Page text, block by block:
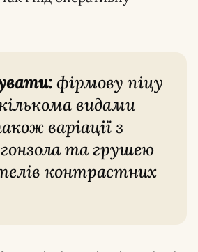
фірмову піцу
видами
варіації з
та грушею
контрастних